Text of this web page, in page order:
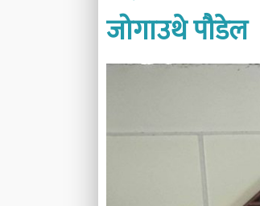
जोगाउथे पौडेल